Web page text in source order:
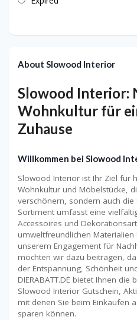
About Slowood Interior
Slowood Interior:
Wohnkultur für
Zuhause
Willkommen bei Slowood
Slowood Interior ist Ihr Ziel für
Wohnkultur und Möbelstücke,
verschönern, sondern auch
Sortiment umfasst eine
Accessoires und
umweltfreundlichen
unserem Engagement für
möchten wir dazu beitragen,
der Entspannung, Schönheit
DIERABATT.DE bietet Ihnen
Slowood Interior Gutschein,
mit denen Sie beim Einkaufen
sparen können.